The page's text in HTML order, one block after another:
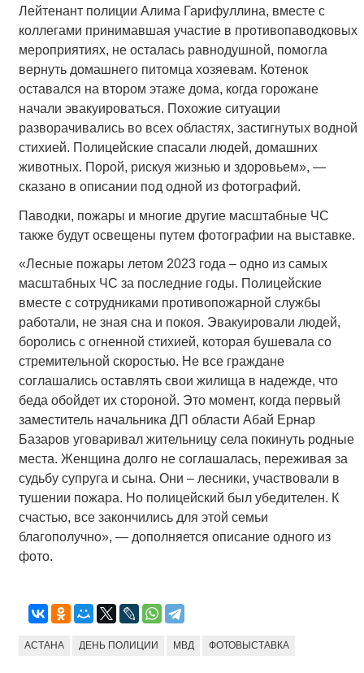
Лейтенант полиции Алима Гарифуллина, вместе с
коллегами принимавшая участие в противопаводковых
мероприятиях, не осталась равнодушной, помогла
вернуть домашнего питомца хозяевам. Котенок
оставался на втором этаже дома, когда горожане
начали эвакуироваться. Похожие ситуации
разворачивались во всех областях, застигнутых водной
стихией. Полицейские спасали людей, домашних
животных. Порой, рискуя жизнью и здоровьем», —
сказано в описании под одной из фотографий.
Паводки, пожары и многие другие масштабные ЧС
также будут освещены путем фотографии на выставке.
«Лесные пожары летом 2023 года – одно из самых
масштабных ЧС за последние годы. Полицейские
вместе с сотрудниками противопожарной службы
работали, не зная сна и покоя. Эвакуировали людей,
боролись с огненной стихией, которая бушевала со
стремительной скоростью. Не все граждане
соглашались оставлять свои жилища в надежде, что
беда обойдет их стороной. Это момент, когда первый
заместитель начальника ДП области Абай Ернар
Базаров уговаривал жительницу села покинуть родные
места. Женщина долго не соглашалась, переживая за
судьбу супруга и сына. Они – лесники, участвовали в
тушении пожара. Но полицейский был убедителен. К
счастью, все закончились для этой семьи
благополучно», — дополняется описание одного из
фото.
АСТАНА ДЕНЬ ПОЛИЦИИ МВД ФОТОВЫСТАВКА